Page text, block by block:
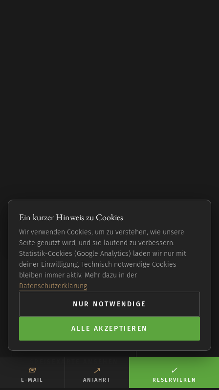
Eine kleine Reise
einmal um die Welt.
Moderne vegane Küche in Hamburg-Langenhorn —
global inspiriert, frisch und bodenständig. Abends,
in einem Haus, das man finden muss.
TISCH SICHERN
✉︎
E-MAIL
↗︎
ANFAHRT
✓︎
RESERVIEREN
Ein kurzer Hinweis zu Cookies
Wir verwenden Cookies, um zu verstehen, wie unsere
Seite genutzt wird, und sie laufend zu verbessern.
Statistik-Cookies (Google Analytics) laden wir nur mit
deiner Einwilligung. Technisch notwendige Cookies
bleiben immer aktiv. Mehr dazu in der
Datenschutzerklärung.
NUR NOTWENDIGE
ALLE AKZEPTIEREN